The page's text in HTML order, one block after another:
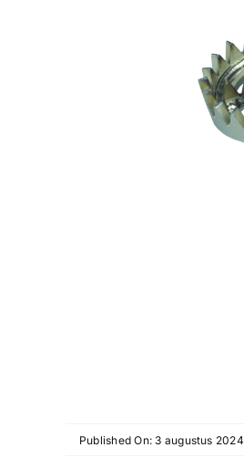
Published On: 3 augustus 2024